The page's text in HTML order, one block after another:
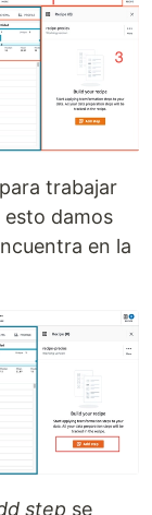
trabajar
damos
en la
step se